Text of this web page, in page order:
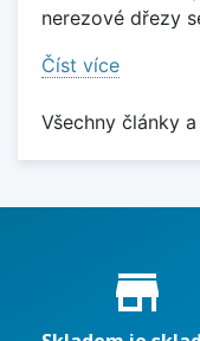
nerezové dřezy
Číst více
Všechny články
Proč store_mall_directory